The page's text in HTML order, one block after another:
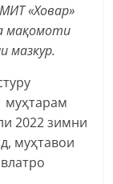
«Ховар»
мақомоти
мазкур.
муҳтарам
2022 зимни
муҳтавои